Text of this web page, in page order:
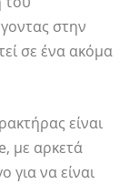
στην
σε ένα ακόμα
είναι
με αρκετά
για να είναι